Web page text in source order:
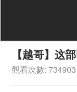
【越哥】这
觀看次數: